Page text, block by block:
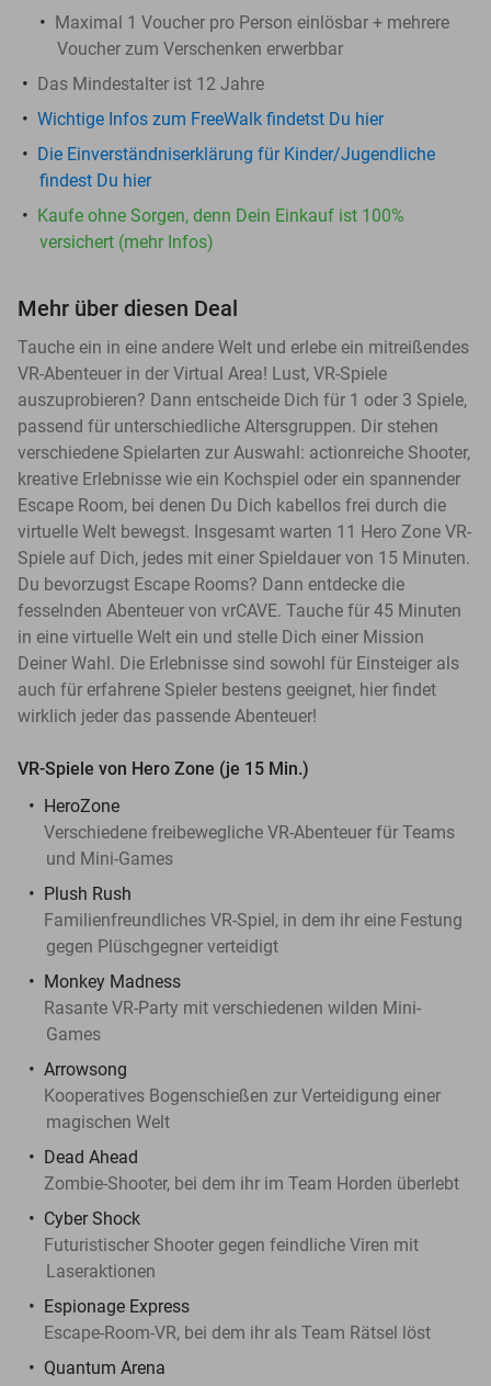
Maximal 1 Voucher pro Person einlösbar + mehrere
Voucher zum Verschenken erwerbbar
Das Mindestalter ist 12 Jahre
Wichtige Infos zum FreeWalk findetst Du hier
Die Einverständniserklärung für Kinder/Jugendliche
findest Du hier
Kaufe ohne Sorgen, denn Dein Einkauf ist 100%
versichert (mehr Infos)
Mehr über diesen Deal
Tauche ein in eine andere Welt und erlebe ein mitreißendes
VR-Abenteuer in der Virtual Area! Lust, VR-Spiele
auszuprobieren? Dann entscheide Dich für 1 oder 3 Spiele,
passend für unterschiedliche Altersgruppen. Dir stehen
verschiedene Spielarten zur Auswahl: actionreiche Shooter,
kreative Erlebnisse wie ein Kochspiel oder ein spannender
Escape Room, bei denen Du Dich kabellos frei durch die
virtuelle Welt bewegst. Insgesamt warten 11 Hero Zone VR-
Spiele auf Dich, jedes mit einer Spieldauer von 15 Minuten.
Du bevorzugst Escape Rooms? Dann entdecke die
fesselnden Abenteuer von vrCAVE. Tauche für 45 Minuten
in eine virtuelle Welt ein und stelle Dich einer Mission
Deiner Wahl. Die Erlebnisse sind sowohl für Einsteiger als
auch für erfahrene Spieler bestens geeignet, hier findet
wirklich jeder das passende Abenteuer!
VR-Spiele von Hero Zone (je 15 Min.)
HeroZone
Verschiedene freibewegliche VR-Abenteuer für Teams
und Mini-Games
Plush Rush
Familienfreundliches VR-Spiel, in dem ihr eine Festung
gegen Plüschgegner verteidigt
Monkey Madness
Rasante VR-Party mit verschiedenen wilden Mini-
Games
Arrowsong
Kooperatives Bogenschießen zur Verteidigung einer
magischen Welt
Dead Ahead
Zombie-Shooter, bei dem ihr im Team Horden überlebt
Cyber Shock
Futuristischer Shooter gegen feindliche Viren mit
Laseraktionen
Espionage Express
Escape-Room-VR, bei dem ihr als Team Rätsel löst
Quantum Arena